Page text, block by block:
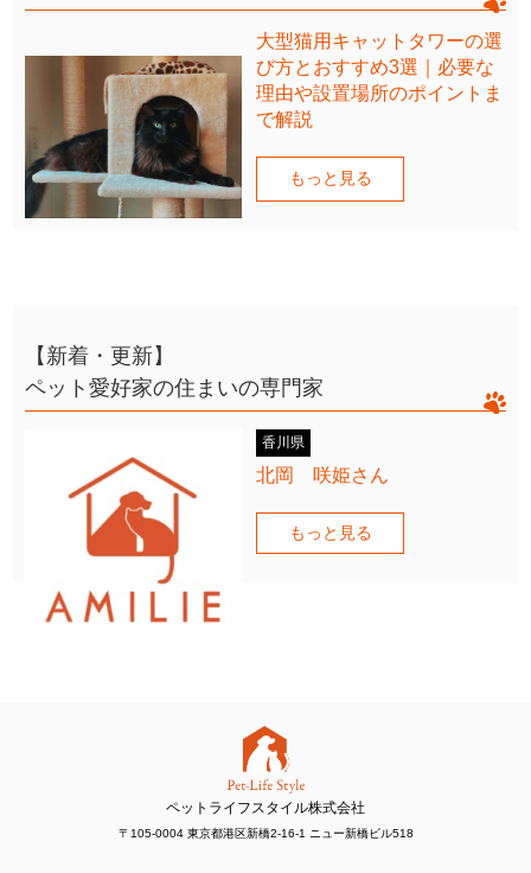
大型猫用キャットタワーの選
び方とおすすめ3選｜必要な
理由や設置場所のポイントま
で解説
もっと見る
【新着・更新】
ペット愛好家の住まいの専門家
香川県
北岡 咲姫さん
もっと見る
ペットライフスタイル株式会社
〒105-0004 東京都港区新橋2-16-1 ニュー新橋ビル518